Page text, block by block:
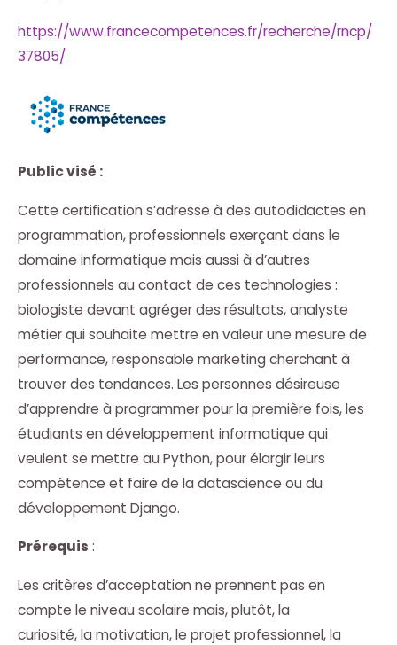
https://www.francecompetences.fr/recherche/rncp/
37805/
Public visé :
Cette certification s’adresse à des autodidactes en
programmation, professionnels exerçant dans le
domaine informatique mais aussi à d’autres
professionnels au contact de ces technologies :
biologiste devant agréger des résultats, analyste
métier qui souhaite mettre en valeur une mesure de
performance, responsable marketing cherchant à
trouver des tendances. Les personnes désireuse
d’apprendre à programmer pour la première fois, les
étudiants en développement informatique qui
veulent se mettre au Python, pour élargir leurs
compétence et faire de la datascience ou du
développement Django.
Prérequis :
Les critères d’acceptation ne prennent pas en
compte le niveau scolaire mais, plutôt, la
curiosité, la motivation, le projet professionnel, la